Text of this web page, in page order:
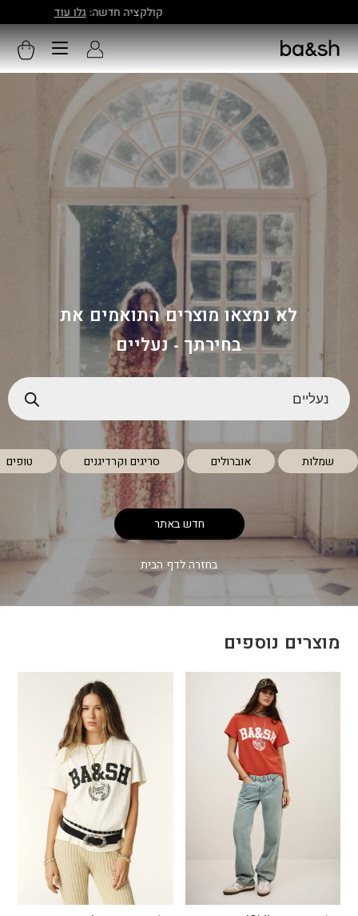
קולקציה חדשה:גלו עוד
לא נמצאו מוצרים התואמים את
בחירתך -נעליים
שמלות אוברולים סריגים וקרדיגנים טופים
חדש באתר
בחזרה לדף הבית
מוצרים נוספים